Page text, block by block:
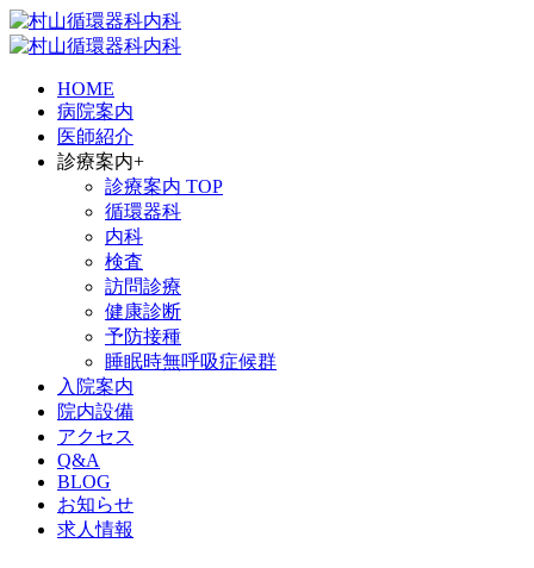
HOME
病院案内
医師紹介
診療案内+
診療案内 TOP
循環器科
内科
検査
訪問診療
健康診断
予防接種
睡眠時無呼吸症候群
入院案内
院内設備
アクセス
Q&A
BLOG
お知らせ
求人情報